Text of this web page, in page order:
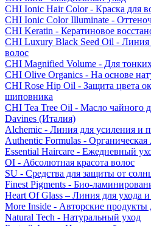
CHI Ionic Hair Color - Краска для
CHI Ionic Color Illuminate -
CHI Keratin - Кератиновое
CHI Luxury Black Seed Oil -
волос
CHI Magnified Volume - Для
CHI Olive Organics - На основе
CHI Rose Hip Oil - Защита цвета
шиповника
CHI Tea Tree Oil - Масло чайного
Davines (Италия)
Alchemic - Линия для усиления и
Authentic Formulas - Органическая
Essential Haircare - Eжедневный
OI - Абсолютная красота волос
SU - Средства для защиты от
Finest Pigments - Био-
Heart Of Glass – Линия для ухода
More Inside - Авторские продукты
Natural Tech - Натуральный уход